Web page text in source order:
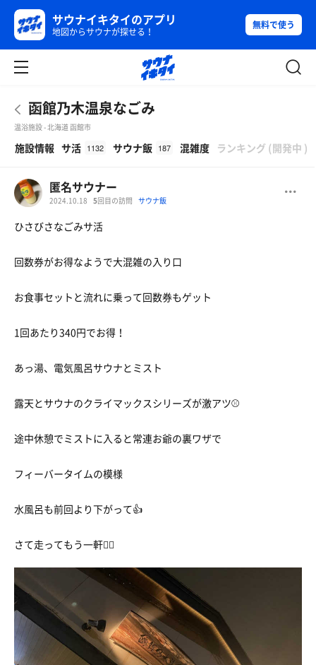
サウナイキタイのアプリ
地図からサウナが探せる！
無料で使う
函館乃木温泉なごみ
温浴施設 - 北海道 函館市
施設情報 サ活 1132 サウナ飯 187 混雑度 ランキング (開発中 )
匿名サウナー
2024.10.18 5回目の訪問 サウナ飯
ひさびさなごみサ活
回数券がお得なようで大混雑の入り口
お食事セットと流れに乗って回数券もゲット
1回あたり340円でお得！
あっ湯、電気風呂サウナとミスト
露天とサウナのクライマックスシリーズが激アツ⚾️
途中休憩でミストに入ると常連お爺の裏ワザで
フィーバータイムの模様
水風呂も前回より下がって👍
さて走ってもう一軒🏃‍♂️